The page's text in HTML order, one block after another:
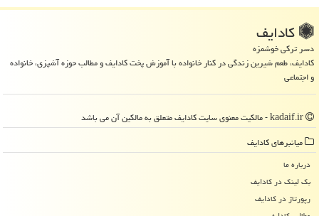
كادایف
دسر ترکی خوشمزه
کادایف، طعم شیرین زندگی در کنار خانواده با آموزش پخت کادایف و مطالب حوزه آشپزی، خانواده
و اجتماعی
میانبرهای كادایف
درباره ما
بک لینک در كادایف
رپورتاژ در كادایف